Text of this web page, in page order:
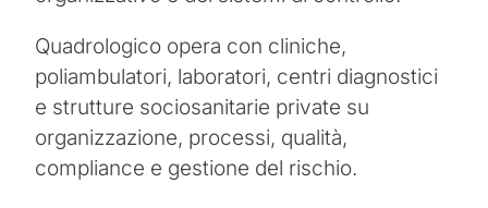
Quadrologico opera con cliniche,
poliambulatori, laboratori, centri diagnostici
e strutture sociosanitarie private su
organizzazione, processi, qualità,
compliance e gestione del rischio.